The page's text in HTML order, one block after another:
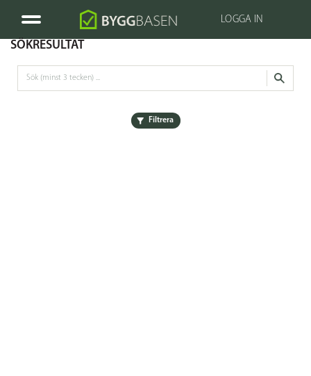
LOGGA IN
SÖKRESULTAT
Filtrera